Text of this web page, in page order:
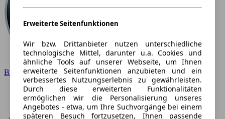
BMW
Erweiterte Seitenfunktionen
Wir bzw. Drittanbieter nutzen unterschiedliche
technologische Mittel, darunter u.a. Cookies und
ähnliche Tools auf unserer Webseite, um Ihnen
erweiterte Seitenfunktionen anzubieten und ein
verbessertes Nutzungserlebnis zu gewährleisten.
Durch diese erweiterten Funktionalitäten
ermöglichen wir die Personalisierung unseres
Angebotes - etwa, um Ihre Suchvorgänge bei einem
späteren Besuch fortzusetzen, Ihnen passende